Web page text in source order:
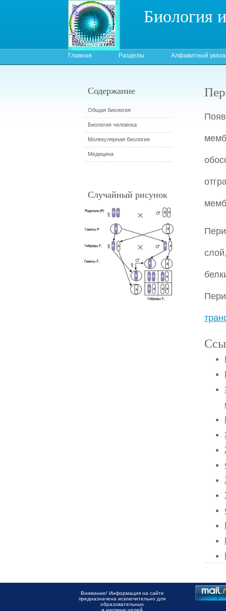
Биология
Главная Разделы Алфавитный
Содержание
Общая биология
Биология человека
Молекулярная биология
Медицина
Случайный рисунок
Внимание! Информация на сайте
предназначена исключительно для
образовательных
и научных целей